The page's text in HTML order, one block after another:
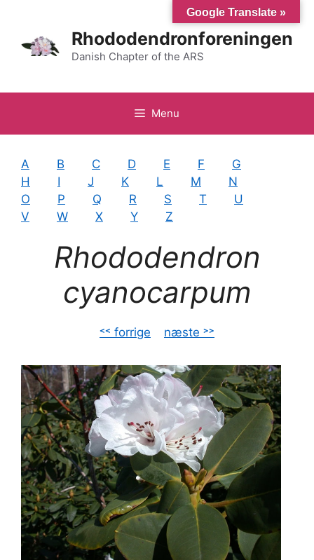
indhold
Rhododendronforeningen
Danish Chapter of the ARS
Menu
A B C D E F
G
H
I J K L M
N
O
P Q R S T
U
V
W X Y Z
Rhododendron
cyanocarpum
˂˂ forrige næste ˃˃
Google Translate »